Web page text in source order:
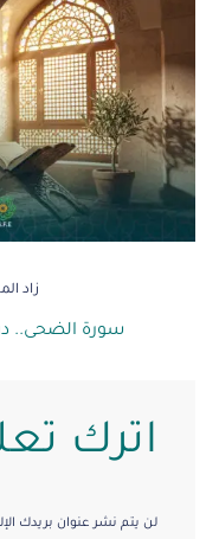
زاد
سورة الضحى..
اترك
لن يتم نشر عنوان بريدك